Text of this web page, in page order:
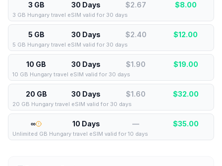
3 GB 30 Days $2.67 $8.00
3 GB Hungary travel eSIM valid for 30 days
5 GB 30 Days $2.40 $12.00
5 GB Hungary travel eSIM valid for 30 days
10 GB 30 Days $1.90 $19.00
10 GB Hungary travel eSIM valid for 30 days
20 GB 30 Days $1.60 $32.00
20 GB Hungary travel eSIM valid for 30 days
∞ 10 Days — $35.00
Unlimited GB Hungary travel eSIM valid for 10 days